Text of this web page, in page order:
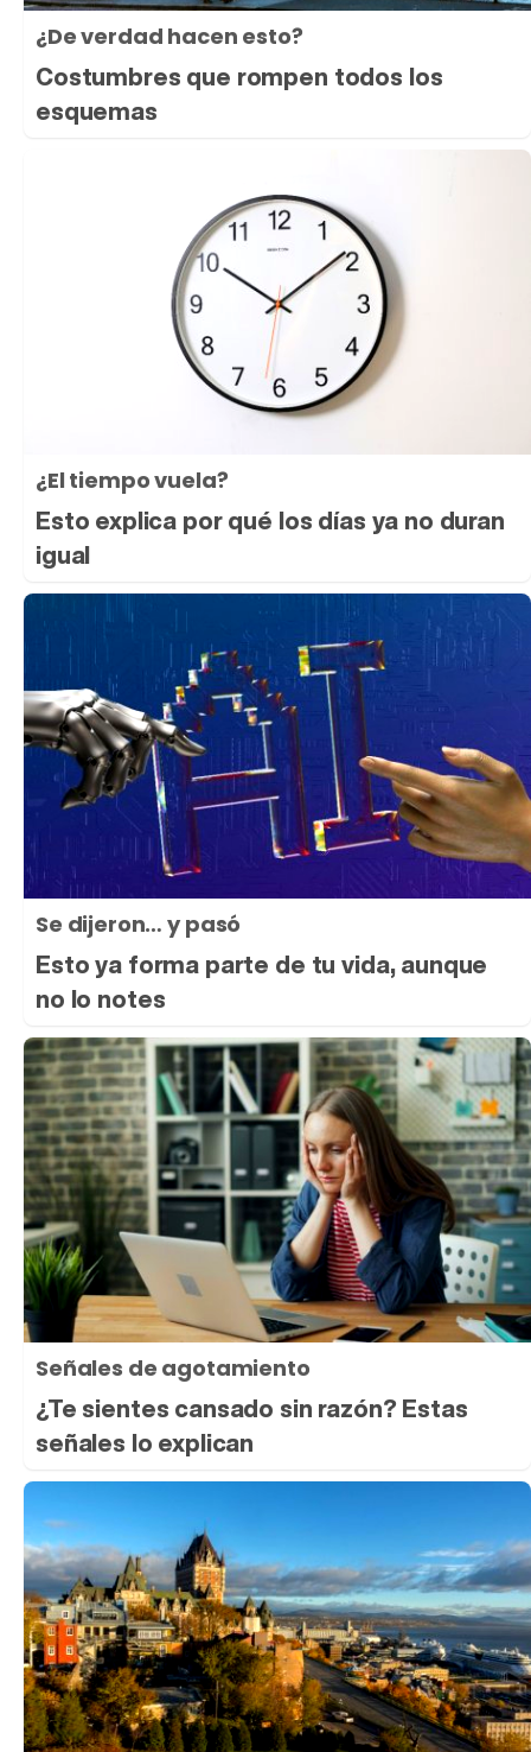
¿De verdad hacen esto?
Costumbres que rompen todos los
esquemas
¿El tiempo vuela?
Esto explica por qué los días ya no duran
igual
Se dijeron… y pasó
Esto ya forma parte de tu vida, aunque
no lo notes
Señales de agotamiento
¿Te sientes cansado sin razón? Estas
señales lo explican